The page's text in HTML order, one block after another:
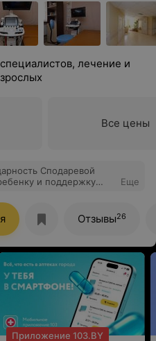
лечение и
Все цены
Сподаревой
и поддержку
мы с супругой были в
лечению Марии
Мария Сергеевна
её назначения
Врач с большой
уточнит все
и
пациентам.
Еще
Отзывы26
Приложение 103.BY